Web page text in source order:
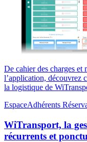
De cahier des charges et
l’application, découvrez
la logistique de
EspaceAdhérents
WiTransport, la
récurrents et